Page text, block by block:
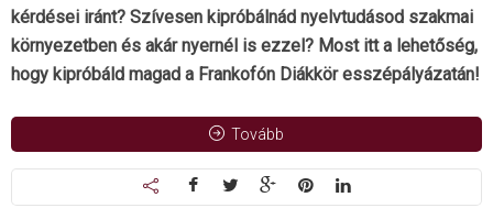
kérdései iránt? Szívesen kipróbálnád nyelvtudásod szakmai
környezetben és akár nyernél is ezzel? Most itt a lehetőség,
hogy kipróbáld magad a Frankofón Diákkör esszépályázatán!
Tovább